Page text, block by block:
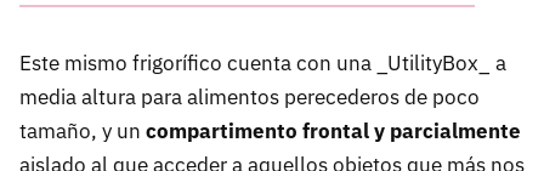
Este mismo frigorífico cuenta con una _UtilityBox_ a
media altura para alimentos perecederos de poco
tamaño, y un compartimento frontal y parcialmente
aislado al que acceder a aquellos objetos que más nos